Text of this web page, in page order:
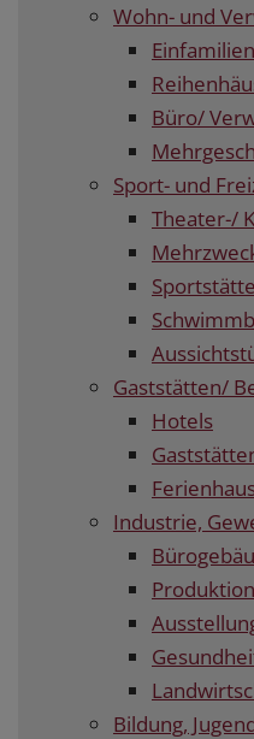
Wohn- und
Büro/
Sport- und
Theater-/
Gaststätten/
Hotels
Industrie,
Bildung,